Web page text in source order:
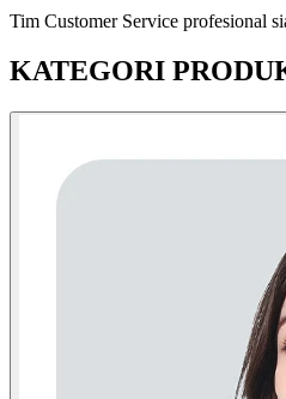
Tim Customer Service profesional
KATEGORI